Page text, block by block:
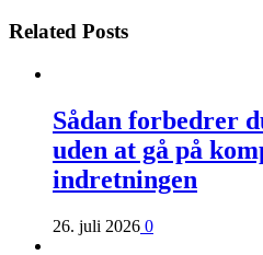
Related Posts
Sådan forbedrer
uden at gå på
indretningen
26. juli 2026 0